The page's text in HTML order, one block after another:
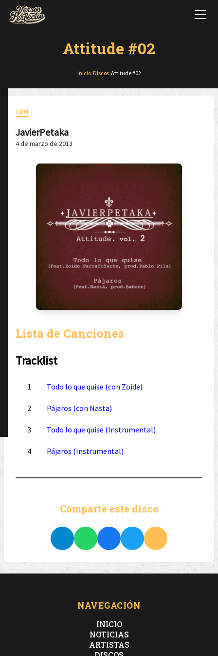
Attitude #02
Inicio/ Discos/ Attitude #02
CDM
JavierPetaka
4 de marzo de 2013
Lista de Canciones
Tracklist
1 Todo lo que quise (con Zoide)
2 Pájaros (con Nasta)
3 Todo lo que quise (Instrumental)
4 Pájaros (Instrumental)
Comparte este disco
NAVEGACIÓN
INICIO
NOTICIAS
ARTISTAS